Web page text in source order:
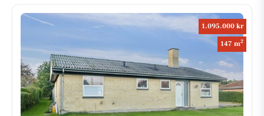
1.095.000 kr
147 m2